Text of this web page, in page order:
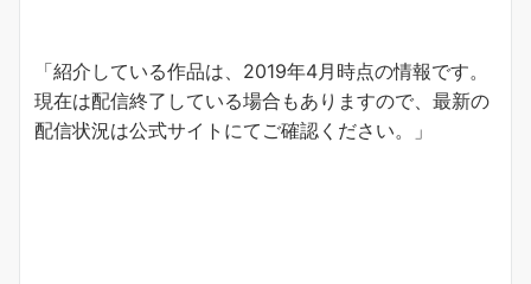
「紹介している作品は、2019年4月時点の情報です。
現在は配信終了している場合もありますので、最新の
配信状況は公式サイトにてご確認ください。」